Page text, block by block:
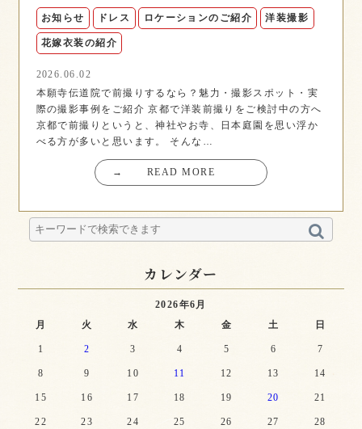
お知らせ ドレス ロケーションのご紹介 洋装撮影
花嫁衣装の紹介
2026.06.02
本願寺伝道院で前撮りするなら？魅力・撮影スポット・実
際の撮影事例をご紹介 京都で洋装前撮りをご検討中の方へ
京都で前撮りというと、神社やお寺、日本庭園を思い浮か
べる方が多いと思います。 そんな…
→ READ MORE
カレンダー
2026年6月
月
火 水 木 金 土 日
1 2 3 4 5 6 7
8 9 10 11 12 13 14
15 16 17 18 19 20 21
22 23 24 25 26 27 28